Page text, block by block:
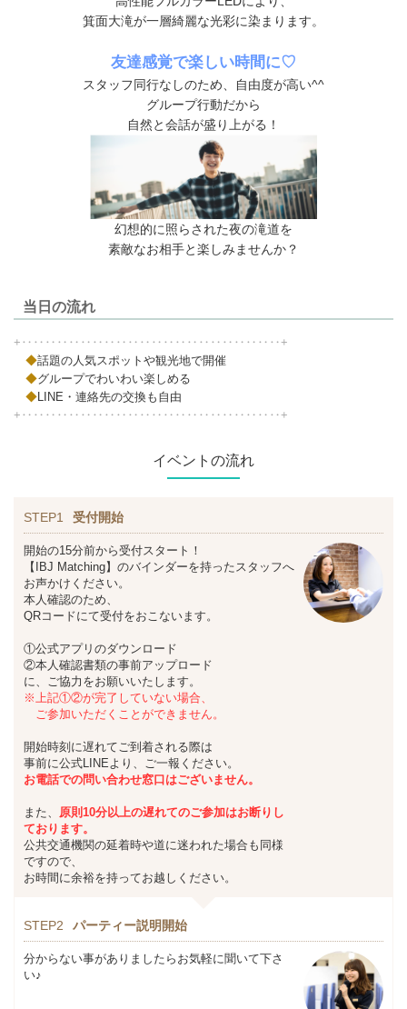
箕面大滝が一層綺麗な光彩に染まります。
友達感覚で楽しい時間に♡
スタッフ同行なしのため、自由度が高い^^
グループ行動だから
自然と会話が盛り上がる！
幻想的に照らされた夜の滝道を
素敵なお相手と楽しみませんか？
当日の流れ
+‥‥‥‥‥‥‥‥‥‥‥‥‥‥‥‥‥‥‥‥‥‥+
◆話題の人気スポットや観光地で開催
◆グループでわいわい楽しめる
◆LINE・連絡先の交換も自由
+‥‥‥‥‥‥‥‥‥‥‥‥‥‥‥‥‥‥‥‥‥‥+
イベントの流れ
STEP1 受付開始
開始の15分前から受付スタート！
【IBJ Matching】のバインダーを持ったスタッフへ
お声かけください。
本人確認のため、
QRコードにて受付をおこないます。
①公式アプリのダウンロード
②本人確認書類の事前アップロード
に、ご協力をお願いいたします。
※上記①②が完了していない場合、
ご参加いただくことができません。
開始時刻に遅れてご到着される際は
事前に公式LINEより、ご一報ください。
お電話での問い合わせ窓口はございません。
また、 原則10分以上の遅れてのご参加はお断りし
ております。
公共交通機関の延着時や道に迷われた場合も同様
ですので、
お時間に余裕を持ってお越しください。
STEP2 パーティー説明開始
分からない事がありましたらお気軽に聞いて下さ
い♪